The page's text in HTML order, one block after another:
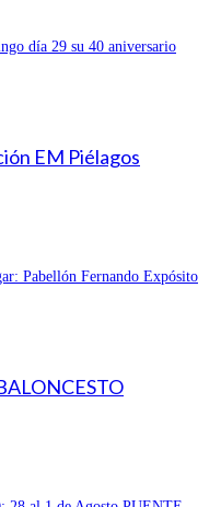
día 29 su 40 aniversario
EM Piélagos
Pabellón Fernando Expósito